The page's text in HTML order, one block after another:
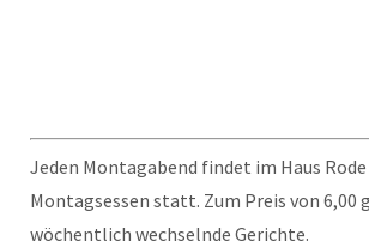
Jeden Montagabend findet im Haus Rode
Montagsessen statt. Zum Preis von 6,00
wöchentlich wechselnde Gerichte.